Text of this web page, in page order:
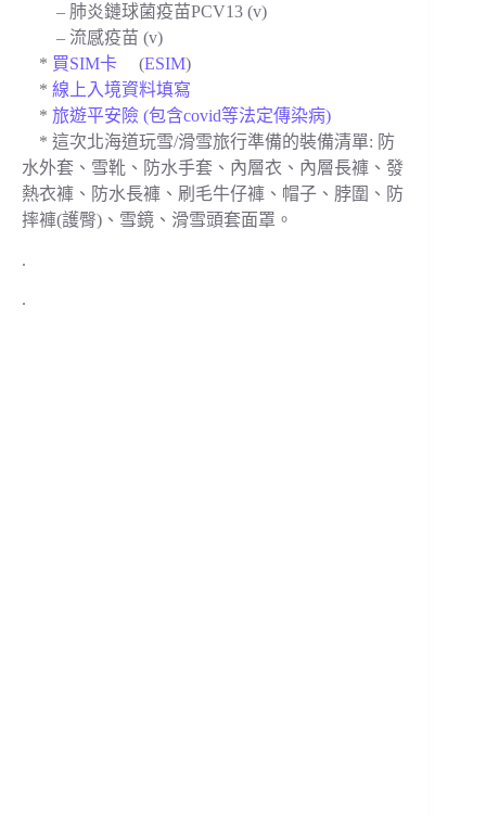
– 肺炎鏈球菌疫苗PCV13 (v)
– 流感疫苗 (v)
* 買SIM卡 (ESIM)
* 線上入境資料填寫
* 旅遊平安險 (包含covid等法定傳染病)
* 這次北海道玩雪/滑雪旅行準備的裝備清單: 防
水外套、雪靴、防水手套、內層衣、內層長褲、發
熱衣褲、防水長褲、刷毛牛仔褲、帽子、脖圍、防
摔褲(護臀)、雪鏡、滑雪頭套面罩。
.
.